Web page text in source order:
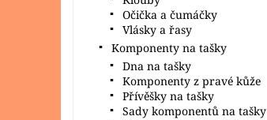
Očička a čumáčky
Vlásky a řasy
Komponenty na tašky
Dna na tašky
Komponenty z pravé kůže
Přívěšky na tašky
Sady komponentů na tašky